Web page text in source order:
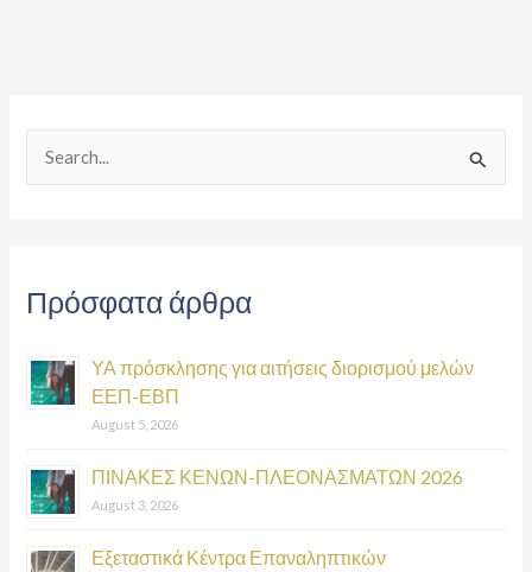
c
f
o
Πρόσφατα άρθρα
ΥΑ πρόσκλησης για αιτήσεις διορισμού μελών
ΕΕΠ-ΕΒΠ
August 5, 2026
ΠΙΝΑΚΕΣ ΚΕΝΩΝ-ΠΛΕΟΝΑΣΜΑΤΩΝ 2026
August 3, 2026
Εξεταστικά Κέντρα Επαναληπτικών